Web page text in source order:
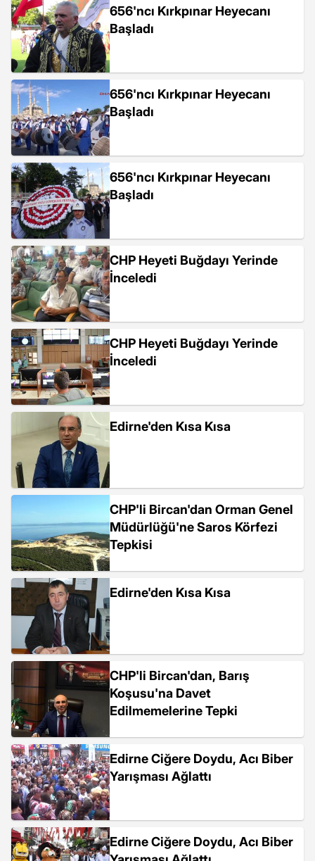
656'ncı Kırkpınar Heyecanı
Başladı
656'ncı Kırkpınar Heyecanı
Başladı
656'ncı Kırkpınar Heyecanı
Başladı
CHP Heyeti Buğdayı Yerinde
İnceledi
CHP Heyeti Buğdayı Yerinde
İnceledi
Edirne'den Kısa Kısa
CHP'li Bircan'dan Orman Genel
Müdürlüğü'ne Saros Körfezi
Tepkisi
Edirne'den Kısa Kısa
CHP'li Bircan'dan, Barış
Koşusu'na Davet
Edilmemelerine Tepki
Edirne Ciğere Doydu, Acı Biber
Yarışması Ağlattı
Edirne Ciğere Doydu, Acı Biber